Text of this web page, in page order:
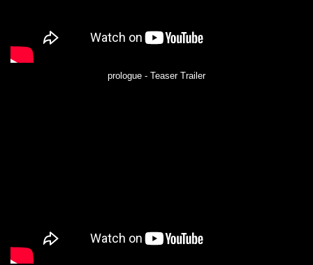
prologue - Teaser Trailer